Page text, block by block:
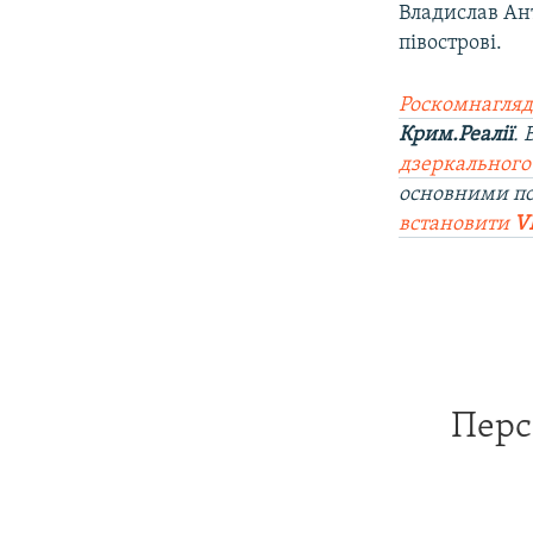
Владислав
півострові.
Крим.Реалії.
основними
встановити